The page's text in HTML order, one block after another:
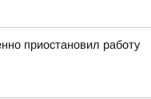
приостановил работу